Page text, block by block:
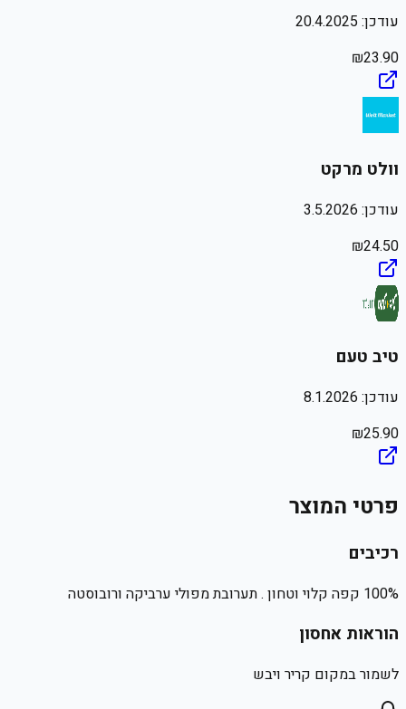
עודכן: 20.4.2025
₪23.90
וולט מרקט
עודכן: 3.5.2026
₪24.50
טיב טעם
עודכן: 8.1.2026
₪25.90
פרטי המוצר
רכיבים
100% קפה קלוי וטחון . תערובת מפולי ערביקה ורובוסטה
הוראות אחסון
לשמור במקום קריר ויבש